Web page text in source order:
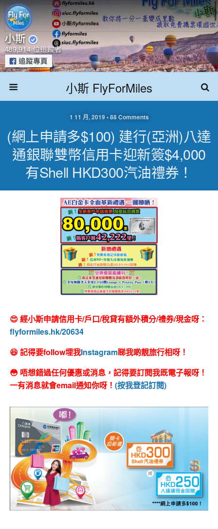
小斯 FlyForMiles
1 11 月, 2019 • 88 Comments
(網上申請多$100) 建行(亞洲)八達
通銀聯雙幣信用卡迎新簽$4,000
有Shell HKD300汽油禮券！
😍 經小斯申請信用卡/戶口/稅貸有額外積分/禮券/現金呀：
flyformiles.hk/20634
😆 記得要follow埋我Instagram睇我啲靚旅行相呀！
😳 唔想錯過任何優惠或消息，記得要訂閱我既電子報呀！
一有消息就會email通知你呀！ (按我登記訂閱)